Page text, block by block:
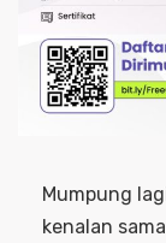
Mumpung
kenalan